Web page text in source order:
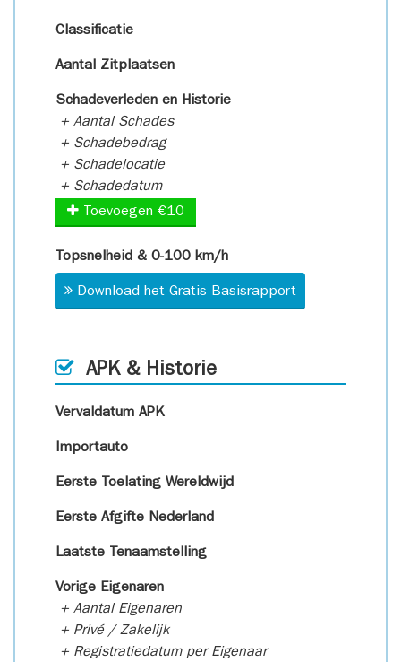
Classificatie
Aantal Zitplaatsen
Schadeverleden en Historie
+ Aantal Schades
+ Schadebedrag
+ Schadelocatie
+ Schadedatum
Toevoegen €10
Topsnelheid & 0-100 km/h
Download het Gratis Basisrapport
APK & Historie
Vervaldatum APK
Importauto
Eerste Toelating Wereldwijd
Eerste Afgifte Nederland
Laatste Tenaamstelling
Vorige Eigenaren
+ Aantal Eigenaren
+ Privé / Zakelijk
+ Registratiedatum per Eigenaar